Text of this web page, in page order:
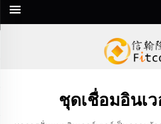
ชุดเชื่อมอินเว